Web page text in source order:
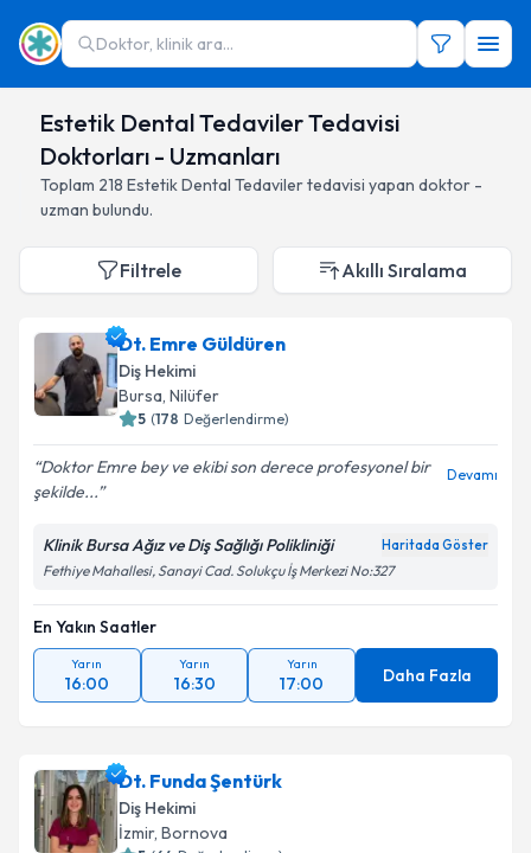
Doktor, klinik ara...
Estetik Dental Tedaviler Tedavisi
Doktorları - Uzmanları
Toplam 218 Estetik Dental Tedavilertedavisi yapan doktor -
uzman bulundu.
Filtrele Akıllı Sıralama
Dt. Emre Güldüren
Diş Hekimi
Bursa, Nilüfer
5 (178 Değerlendirme)
Doktor Emre bey ve ekibi son derece profesyonel bir
şekilde...
Devamı
Klinik Bursa Ağız ve Diş Sağlığı Polikliniği Haritada Göster
Fethiye Mahallesi, Sanayi Cad. Solukçu İş Merkezi No:327
En Yakın Saatler
Yarın
16:00
Yarın
16:30
Yarın
17:00 Daha Fazla
Dt. Funda Şentürk
Diş Hekimi
İzmir, Bornova